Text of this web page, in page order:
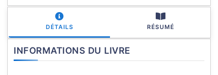
DÉTAILS RÉSUMÉ
INFORMATIONS DU LIVRE